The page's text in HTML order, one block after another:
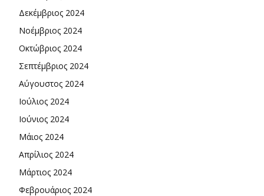
Δεκέμβριος 2024
Νοέμβριος 2024
Οκτώβριος 2024
Σεπτέμβριος 2024
Αύγουστος 2024
Ιούλιος 2024
Ιούνιος 2024
Μάιος 2024
Απρίλιος 2024
Μάρτιος 2024
Φεβρουάριος 2024